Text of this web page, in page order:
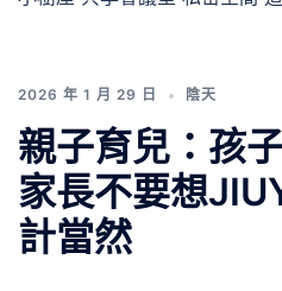
2026 年 1 月 29 日 陰天
親子育兒：孩
家長不要想
計當然